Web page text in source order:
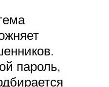
пароль,